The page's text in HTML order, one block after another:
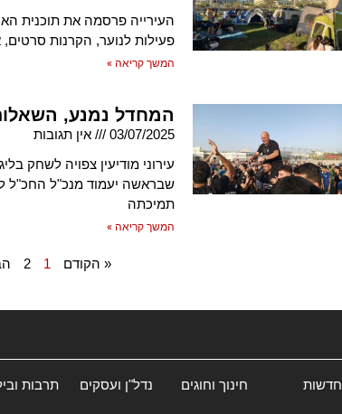
העירייה פרסמה את תוכנית
פעילות לנוער, הקרנות
המשך קריאה »
המחדל נמנע,
03/07/2025
אין תגובות
עירוני מודיעין צפויה לשחק
שבראשה יעמוד מנכ"ל החכ"ל
תמיכתה
המשך קריאה »
« הקודם 1
2
חדשות חינוך וחוגים נדל"ן ועסקים תרבות